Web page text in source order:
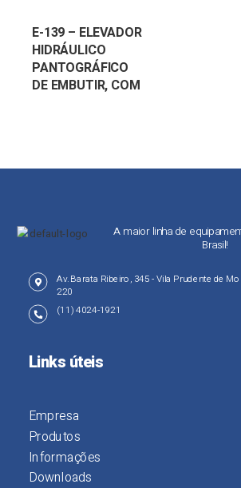
E-139 – ELEVADOR
HIDRÁULICO
PANTOGRÁFICO
DE EMBUTIR, COM
A maior linha de
Brasil!
Av. Barata Ribeiro, 345 - Vila Prudente de
220
(11) 4024-1921
Links úteis
Empresa
Produtos
Informações
Downloads